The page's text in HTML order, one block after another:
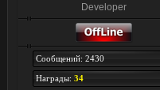
Developer
Сообщений: 2430
Награды: 34